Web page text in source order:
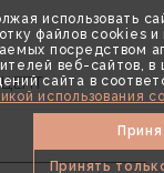
использовать
файлов cookies и
посредством
веб-сайтов, в
сайта в
использования
Принять